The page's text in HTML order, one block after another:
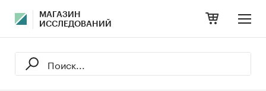
МАГАЗИН
ИССЛЕДОВАНИЙ